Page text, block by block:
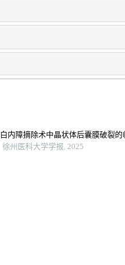
白内障摘除术中晶状体后囊膜破裂的
徐州医科大学学报, 2025